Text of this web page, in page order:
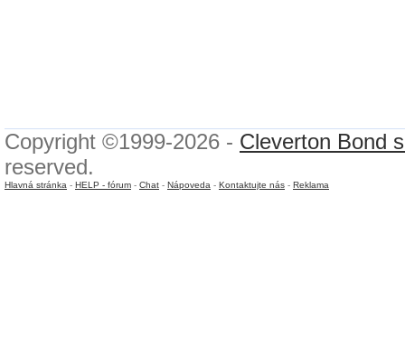
Copyright ©1999-2026 - Cleverton Bond
reserved.
Hlavná stránka - HELP - fórum - Chat - Nápoveda - Kontaktujte nás - Reklama